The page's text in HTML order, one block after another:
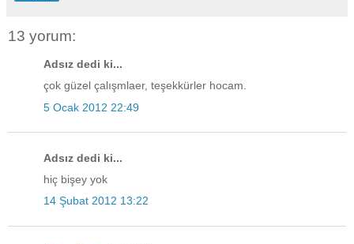
13 yorum:
Adsız dedi ki...
çok güzel çalışmlaer, teşekkürler hocam.
5 Ocak 2012 22:49
Adsız dedi ki...
hiç bişey yok
14 Şubat 2012 13:22